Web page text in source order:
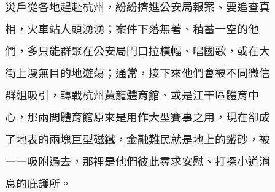
災戶從各地趕赴杭州，紛紛擠進公安局報案、要追查真
相，火車站人頭湧湧；案件下落無著、積蓄一空的他
們，多只能群聚在公安局門口拉橫幅、唱國歌，或在大
街上漫無目的地遊蕩；通常，接下來他們會被不同微信
群組吸引，轉戰杭州黃龍體育館、或是江干區體育中
心，那兩間體育館原來是用作大型賽事之用，現在卻成
了地表的兩塊巨型磁鐵，金融難民就是地上的鐵砂，被
一一吸附過去，那裡是他們彼此尋求安慰、打探小道消
息的庇護所。